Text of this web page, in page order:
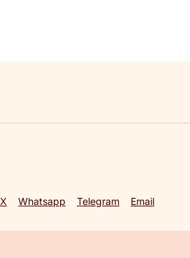
X Whatsapp Telegram Email